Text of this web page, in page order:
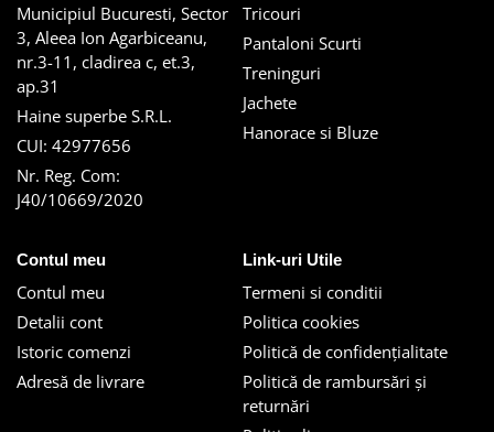
Municipiul Bucuresti, Sector
3, Aleea Ion Agarbiceanu,
nr.3-11, cladirea c, et.3,
ap.31
Haine superbe S.R.L.
CUI: 42977656
Nr. Reg. Com:
J40/10669/2020
Tricouri
Pantaloni Scurti
Treninguri
Jachete
Hanorace si Bluze
Contul meu
Contul meu
Detalii cont
Istoric comenzi
Adresă de livrare
Link-uri Utile
Termeni si conditii
Politica cookies
Politică de confidențialitate
Politică de rambursări și
returnări